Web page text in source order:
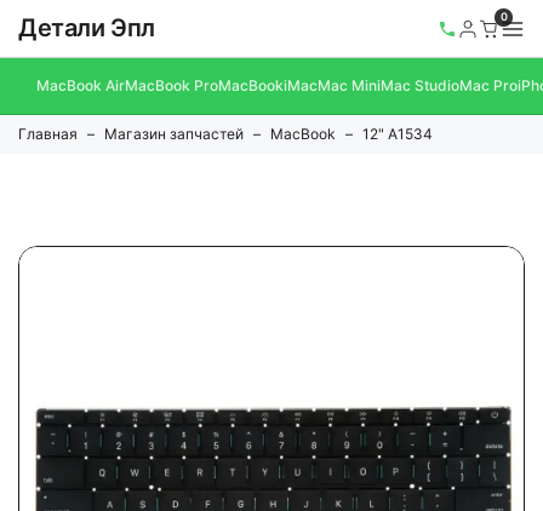
Детали Эпл 0
MacBook AirMacBook ProMacBookiMacMac MiniMac StudioMac Pro
Главная Магазин запчастей MacBook 12" A1534